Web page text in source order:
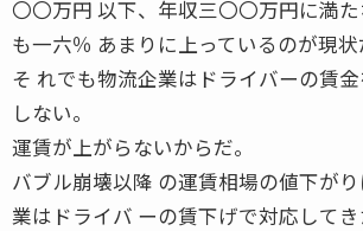
〇〇万円 以下、年収三〇〇万円に満
も一六％ あまりに上っているのが現状
そ れでも物流企業はドライバーの賃
しない。
運賃が上がらないからだ。
バブル崩壊以降 の運賃相場の値下が
業はドライバ ーの賃下げで対応してき